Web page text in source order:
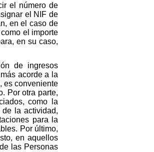
el número de
el NIF de
en el caso de
el importe
en su caso,
de ingresos
acorde a la
es conveniente
Por otra parte,
como la
la actividad,
para la
Por último,
en aquellos
las Personas